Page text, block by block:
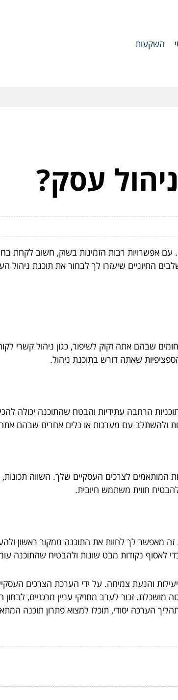
השקעות
עסק?
עם אפשרויות רבות הזמינות בשוק, חשוב לקחת
החיוניים שיעזרו לך לבחור את תוכנת ניהול
שבהם אתה זקוק לשיפור, כגון ניהול קשרי
שאתה דורש בתוכנת ניהול.
הרחבה עתידיות והבטח שהתוכנה יכולה
ולהשתלב עם מערכות או כלים אחרים שבהם
המותאמים לצרכים העסקיים שלך. השווה תכונות,
חווית משתמש חיובית.
מאפשר לך לחוות את התוכנה ממקור ראשון
לאסוף נקודות מבט שונות ולהבטיח שהתוכנה
והנעת צמיחה. על ידי הערכת הצרכים
זכור לערב מחזיקי עניין מרכזיים, לבחון
הערכה יסודי, תוכלו למצוא פתרון תוכנה